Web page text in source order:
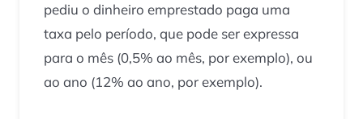
pediu o dinheiro emprestado paga uma
taxa pelo período, que pode ser expressa
para o mês (0,5% ao mês, por exemplo), ou
ao ano (12% ao ano, por exemplo).